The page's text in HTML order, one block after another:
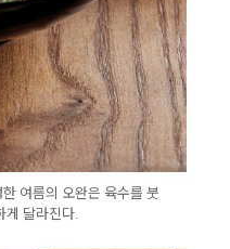
여름의 오완은 육수를 붓
게 달라진다.